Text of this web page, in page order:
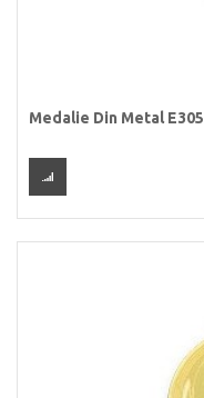
Medalie Din Metal E305